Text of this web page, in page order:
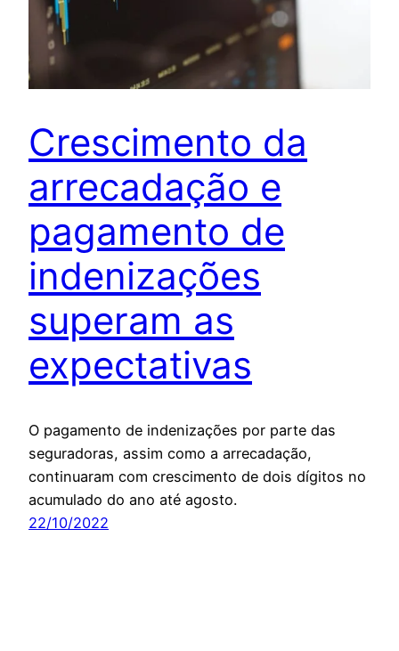
Crescimento da
arrecadação e
pagamento de
indenizações
superam as
expectativas
O pagamento de indenizações por parte das
seguradoras, assim como a arrecadação,
continuaram com crescimento de dois dígitos no
acumulado do ano até agosto.
22/10/2022